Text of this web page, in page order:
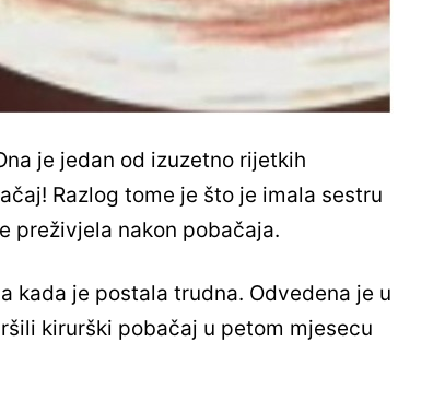
je jedan od izuzetno rijetkih
Razlog tome je što je imala sestru
preživjela nakon pobačaja.
kada je postala trudna. Odvedena je u
kirurški pobačaj u petom mjesecu